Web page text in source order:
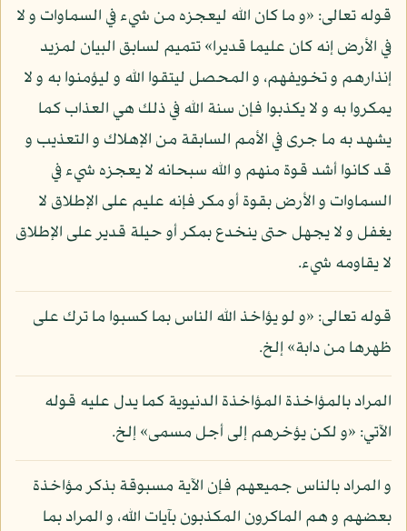
قوله تعالى: «و ما كان الله ليعجزه من شيء في السماوات و لا
في الأرض إنه كان عليما قديرا» تتميم لسابق البيان لمزيد
إنذارهم و تخويفهم، و المحصل ليتقوا الله و ليؤمنوا به و لا
يمكروا به و لا يكذبوا فإن سنة الله في ذلك هي العذاب كما
يشهد به ما جرى في الأمم السابقة من الإهلاك و التعذيب و
قد كانوا أشد قوة منهم و الله سبحانه لا يعجزه شيء في
السماوات و الأرض بقوة أو مكر فإنه عليم على الإطلاق لا
يغفل و لا يجهل حتى ينخدع بمكر أو حيلة قدير على الإطلاق
لا يقاومه شيء.
قوله تعالى: «و لو يؤاخذ الله الناس بما كسبوا ما ترك على
ظهرها من دابة» إلخ.
المراد بالمؤاخذة المؤاخذة الدنيوية كما يدل عليه قوله
الآتي: «و لكن يؤخرهم إلى أجل مسمى» إلخ.
و المراد بالناس جميعهم فإن الآية مسبوقة بذكر مؤاخذة
بعضهم و هم الماكرون المكذبون بآيات الله، و المراد بما